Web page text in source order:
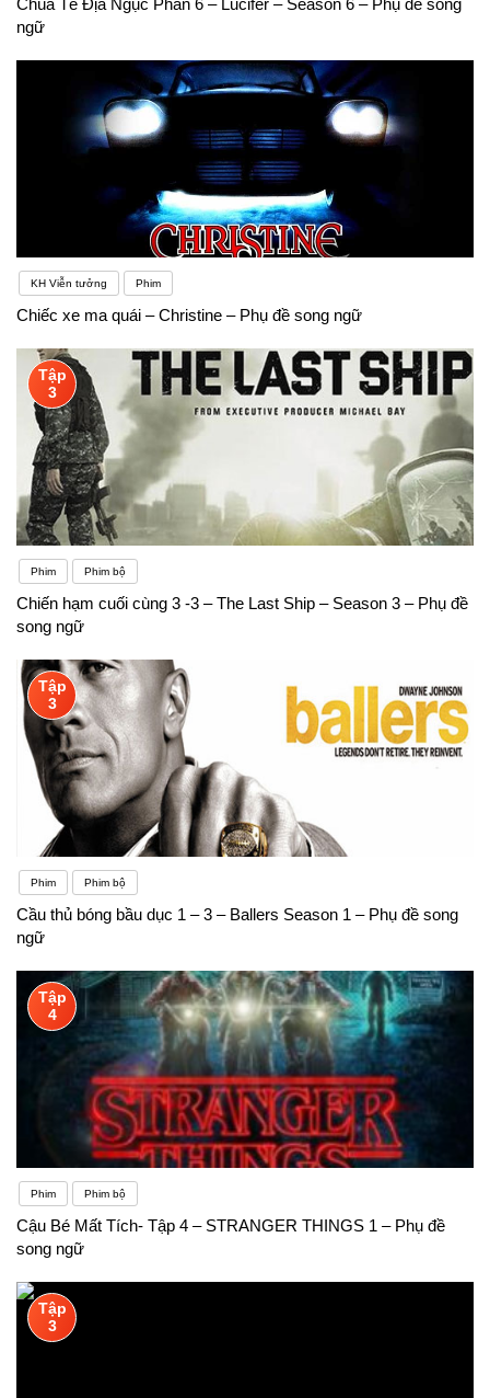
ngữ
KH Viễn tưởng Phim
Chiếc xe ma quái – Christine – Phụ đề song ngữ
Tập
3
Phim Phim bộ
Chiến hạm cuối cùng 3 -3 – The Last Ship – Season 3 – Phụ đề
song ngữ
Tập
3
Phim Phim bộ
Cầu thủ bóng bầu dục 1 – 3 – Ballers Season 1 – Phụ đề song
ngữ
Tập
4
Phim Phim bộ
Cậu Bé Mất Tích- Tập 4 – STRANGER THINGS 1 – Phụ đề
song ngữ
Tập
3